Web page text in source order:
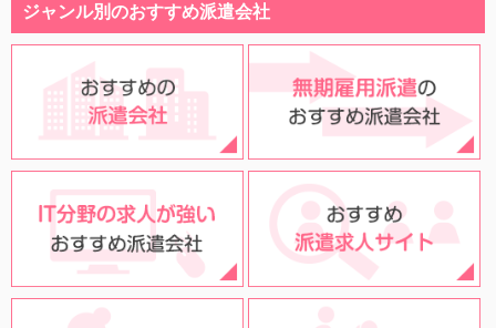
ジャンル別のおすすめ派遣会社